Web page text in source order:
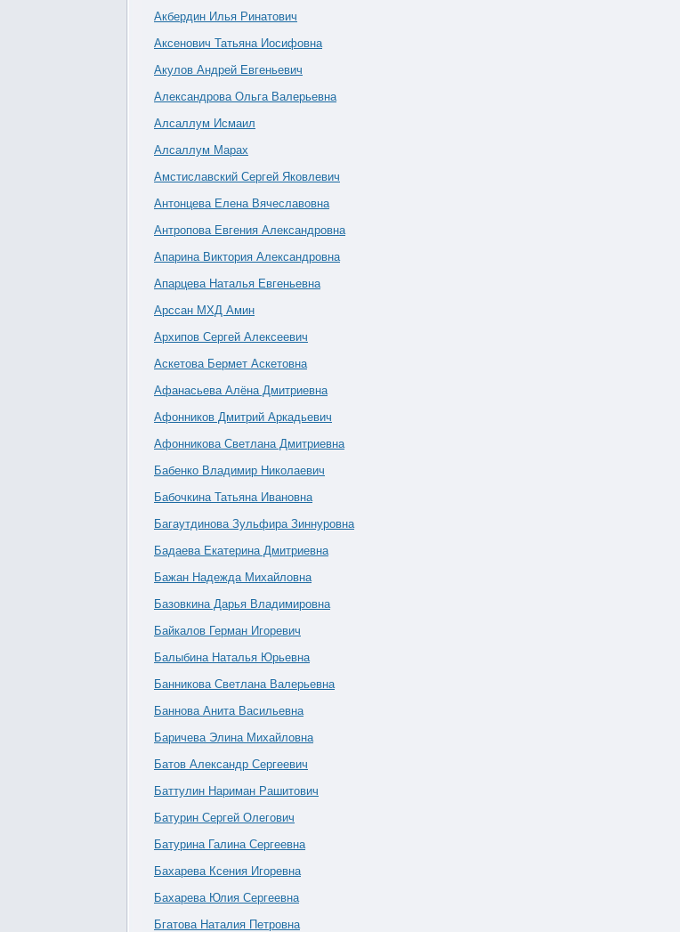
Акбердин Илья Ринатович
Аксенович Татьяна Иосифовна
Акулов Андрей Евгеньевич
Александрова Ольга Валерьевна
Алсаллум Исмаил
Алсаллум Марах
Амстиславский Сергей Яковлевич
Антонцева Елена Вячеславовна
Антропова Евгения Александровна
Апарина Виктория Александровна
Апарцева Наталья Евгеньевна
Арссан МХД Амин
Архипов Сергей Алексеевич
Аскетова Бермет Аскетовна
Афанасьева Алёна Дмитриевна
Афонников Дмитрий Аркадьевич
Афонникова Светлана Дмитриевна
Бабенко Владимир Николаевич
Бабочкина Татьяна Ивановна
Багаутдинова Зульфира Зиннуровна
Бадаева Екатерина Дмитриевна
Бажан Надежда Михайловна
Базовкина Дарья Владимировна
Байкалов Герман Игоревич
Балыбина Наталья Юрьевна
Банникова Светлана Валерьевна
Баннова Анита Васильевна
Баричева Элина Михайловна
Батов Александр Сергеевич
Баттулин Нариман Рашитович
Батурин Сергей Олегович
Батурина Галина Сергеевна
Бахарева Ксения Игоревна
Бахарева Юлия Сергеевна
Бгатова Наталия Петровна